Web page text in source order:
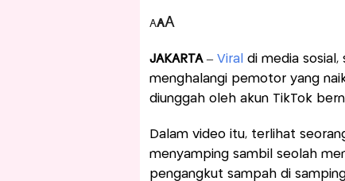
AAA
JAKARTA – Viral di media sosial,
menghalangi pemotor yang
diunggah oleh akun TikTok
Dalam video itu, terlihat
menyamping sambil seolah
pengangkut sampah di